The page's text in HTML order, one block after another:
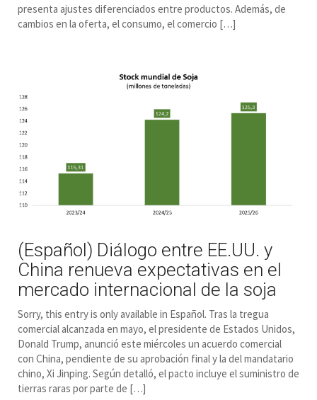
presenta ajustes diferenciados entre productos. Además, de
cambios en la oferta, el consumo, el comercio […]
(Español) Diálogo entre EE.UU. y
China renueva expectativas en el
mercado internacional de la soja
Sorry, this entry is only available in Español. Tras la tregua
comercial alcanzada en mayo, el presidente de Estados Unidos,
Donald Trump, anunció este miércoles un acuerdo comercial
con China, pendiente de su aprobación final y la del mandatario
chino, Xi Jinping. Según detalló, el pacto incluye el suministro de
tierras raras por parte de […]